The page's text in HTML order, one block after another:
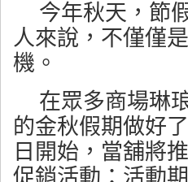
今年秋天，節
人來說，不僅僅
機。
在眾多商場琳
的金秋假期做好了
日開始，當舖將
促銷活動：活動